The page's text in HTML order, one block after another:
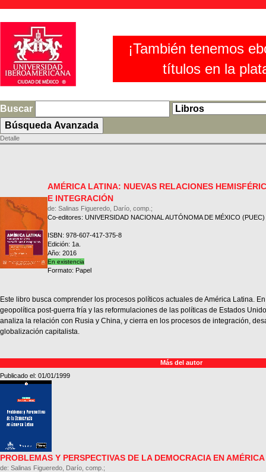
¡También tenemos
títulos en la
Buscar
Detalle
AMÉRICA LATINA: NUEVAS RELACIONES
E INTEGRACIÓN
de: Salinas Figueredo, Darío, comp.;
Co-editores: UNIVERSIDAD NACIONAL AUTÓNOMA DE MÉXICO (PUEC)
ISBN: 978-607-417-375-8
Edición: 1a.
Año: 2016
En existencia
Formato: Papel
Este libro busca comprender los procesos políticos actuales de América Latina.
geopolítica post-guerra fría y las reformulaciones de las políticas de Estados
analiza la relación con Rusia y China, y cierra en los procesos de integración,
globalización capitalista.
Más del autor
Publicado el: 01/01/1999
PROBLEMAS Y PERSPECTIVAS DE LA DEMOCRACIA EN
de: Salinas Figueredo, Darío, comp.;